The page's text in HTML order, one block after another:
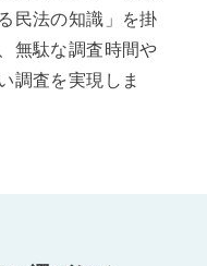
民法の知識」を掛
無駄な調査時間や
調査を実現しま